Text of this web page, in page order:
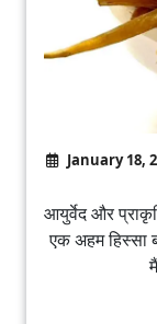
January 18,
आयुर्वेद और
एक अहम हिस्सा